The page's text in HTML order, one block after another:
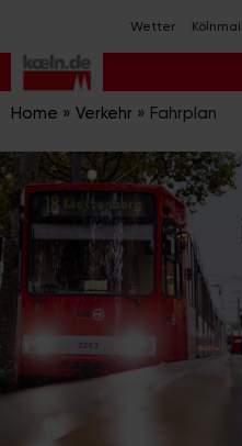
Inhalt
springen
Wetter Kölnmail
Home » Verkehr » Fahrplan